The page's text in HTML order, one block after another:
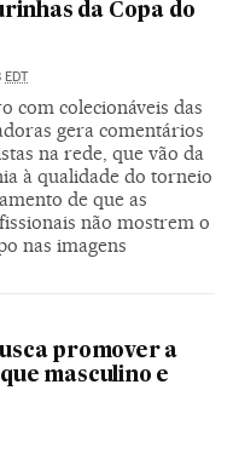
da Copa do
EDT
com colecionáveis das
gera comentários
na rede, que vão da
à qualidade do torneio
de que as
não mostrem o
nas imagens
promover a
masculino e